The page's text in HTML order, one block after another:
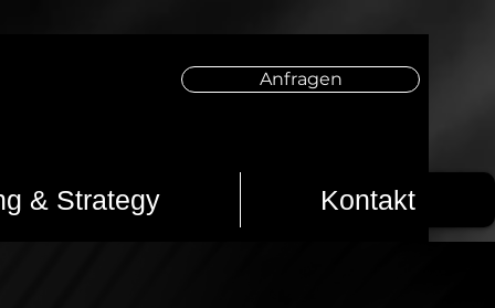
Anfragen
& Strategy Kontakt